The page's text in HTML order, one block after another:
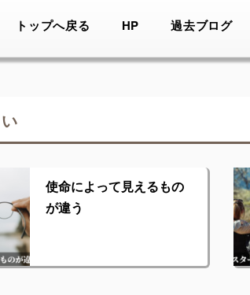
トップへ戻る HP 過去ブログ
使命によって見えるもの
が違う